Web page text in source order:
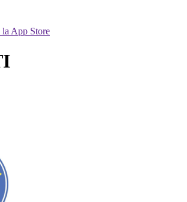
la App Store